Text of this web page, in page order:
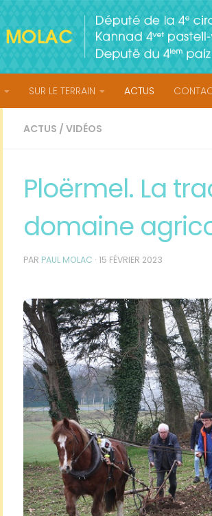
SUR LE TERRAIN ACTUS
ACTUS / VIDÉOS
Ploërmel. La
domaine
PAR PAUL MOLAC · 15 FÉVRIER 2023